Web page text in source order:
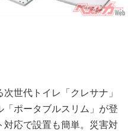
世代トイレ「クレサナ」
ポータブルスリム」が登
応で設置も簡単。災害対